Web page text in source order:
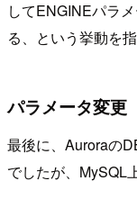
してENGINEパラ
る、という挙動を
パラメータ変更
最後に、Auroraの
でしたが、MySQL